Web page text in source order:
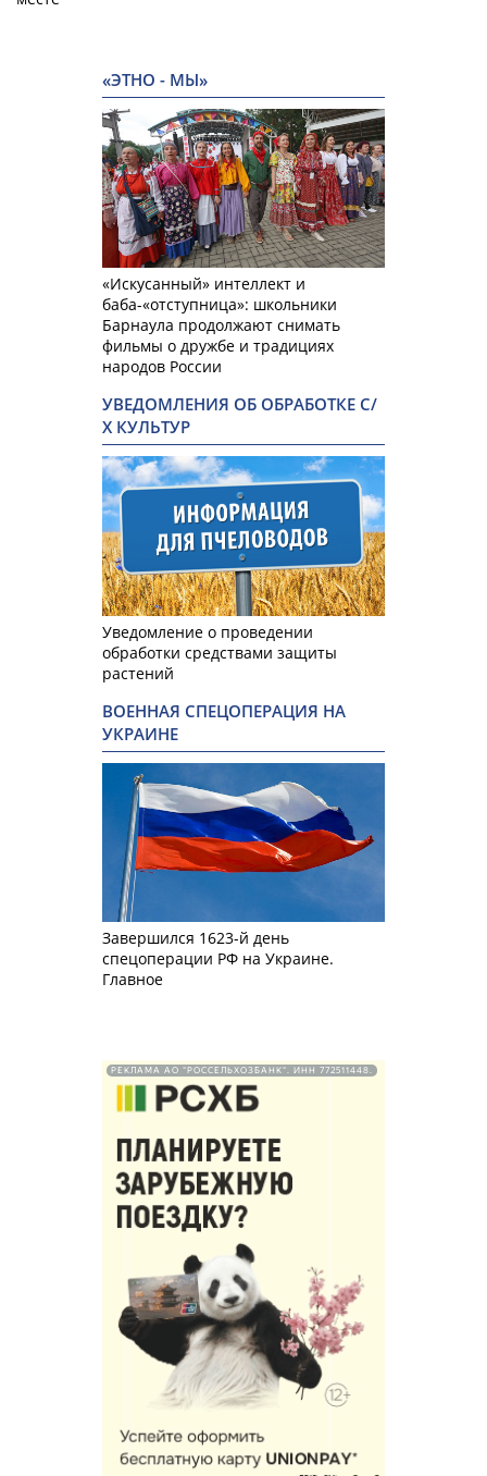
«ЭТНО - МЫ»
«Искусанный» интеллект и
баба-«отступница»: школьники
Барнаула продолжают снимать
фильмы о дружбе и традициях
народов России
УВЕДОМЛЕНИЯ ОБ ОБРАБОТКЕ С/
Х КУЛЬТУР
Уведомление о проведении
обработки средствами защиты
растений
ВОЕННАЯ СПЕЦОПЕРАЦИЯ НА
УКРАИНЕ
Завершился 1623-й день
спецоперации РФ на Украине.
Главное
РЕКЛАМА АО "РОССЕЛЬХОЗБАНК". ИНН 772511448.